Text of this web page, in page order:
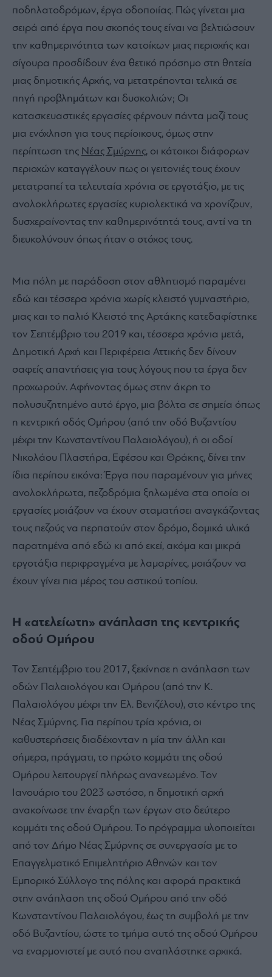
ποδηλατοδρόμων, έργα οδοποιίας. Πώς γίνεται μια
σειρά από έργα που σκοπός τους είναι να βελτιώσουν
την καθημερινότητα των κατοίκων μιας περιοχής και
σίγουρα προσδίδουν ένα θετικό πρόσημο στη θητεία
μιας δημοτικής Αρχής, να μετατρέπονται τελικά σε
πηγή προβλημάτων και δυσκολιών; Οι
κατασκευαστικές εργασίες φέρνουν πάντα μαζί τους
μια ενόχληση για τους περίοικους, όμως στην
περίπτωση της Νέας Σμύρνης, οι κάτοικοι διάφορων
περιοχών καταγγέλουν πως οι γειτονιές τους έχουν
μετατραπεί τα τελευταία χρόνια σε εργοτάξιο, με τις
ανολοκλήρωτες εργασίες κυριολεκτικά να χρονίζουν,
δυσχεραίνοντας την καθημερινότητά τους, αντί να τη
διευκολύνουν όπως ήταν ο στόχος τους.
Μια πόλη με παράδοση στον αθλητισμό παραμένει
εδώ και τέσσερα χρόνια χωρίς κλειστό γυμναστήριο,
μιας και το παλιό Κλειστό της Αρτάκης κατεδαφίστηκε
τον Σεπτέμβριο του 2019 και, τέσσερα χρόνια μετά,
Δημοτική Αρχή και Περιφέρεια Αττικής δεν δίνουν
σαφείς απαντήσεις για τους λόγους που τα έργα δεν
προχωρούν. Αφήνοντας όμως στην άκρη το
πολυσυζητημένο αυτό έργο, μια βόλτα σε σημεία όπως
η κεντρική οδός Ομήρου (από την οδό Βυζαντίου
μέχρι την Κωνσταντίνου Παλαιολόγου), ή οι οδοί
Νικολάου Πλαστήρα, Εφέσου και Θράκης, δίνει την
ίδια περίπου εικόνα: Έργα που παραμένουν για μήνες
ανολοκλήρωτα, πεζοδρόμια ξηλωμένα στα οποία οι
εργασίες μοιάζουν να έχουν σταματήσει αναγκάζοντας
τους πεζούς να περπατούν στον δρόμο, δομικά υλικά
παρατημένα από εδώ κι από εκεί, ακόμα και μικρά
εργοτάξια περιφραγμένα με λαμαρίνες, μοιάζουν να
έχουν γίνει πια μέρος του αστικού τοπίου.
Η «ατελείωτη» ανάπλαση της κεντρικής
οδού Ομήρου
Τον Σεπτέμβριο του 2017, ξεκίνησε η ανάπλαση των
οδών Παλαιολόγου και Ομήρου (από την Κ.
Παλαιολόγου μέχρι την Ελ. Βενιζέλου), στο κέντρο της
Νέας Σμύρνης. Για περίπου τρία χρόνια, οι
καθυστερήσεις διαδέχονταν η μία την άλλη και
σήμερα, πράγματι, το πρώτο κομμάτι της οδού
Ομήρου λειτουργεί πλήρως ανανεωμένο. Τον
Ιανουάριο του 2023 ωστόσο, η δημοτική αρχή
ανακοίνωσε την έναρξη των έργων στο δεύτερο
κομμάτι της οδού Ομήρου. To πρόγραμμα υλοποιείται
από τον Δήμο Νέας Σμύρνης σε συνεργασία με το
Επαγγελματικό Επιμελητήριο Αθηνών και τον
Εμπορικό Σύλλογο της πόλης και αφορά πρακτικά
στην ανάπλαση της οδού Ομήρου από την οδό
Κωνσταντίνου Παλαιολόγου, έως τη συμβολή με την
οδό Βυζαντίου, ώστε το τμήμα αυτό της οδού Ομήρου
να εναρμονιστεί με αυτό που αναπλάστηκε αρχικά.